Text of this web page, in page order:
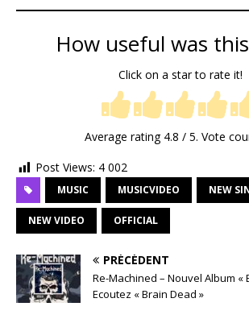
How useful was
Click on a star to rate it!
Average rating 4.8 / 5. Vote
Post Views: 4 002
MUSIC MUSICVIDEO NEW
NEW VIDEO OFFICIAL
PRÉCÉDENT
Re-Machined – Nouvel Album «
Ecoutez « Brain Dead »